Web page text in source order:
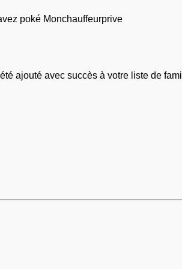
poké Monchauffeurprive
ajouté avec succès à votre liste de